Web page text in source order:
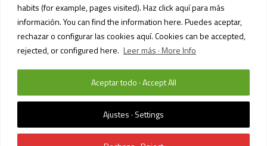
habits (for example, pages visited). Haz click aquí para más
información. You can find the information here. Puedes aceptar,
rechazar o configurar las cookies aquí. Cookies can be accepted,
rejected, or configured here. Leer más · More Info
Ajustes · Settings
Aceptar todo · Accept All